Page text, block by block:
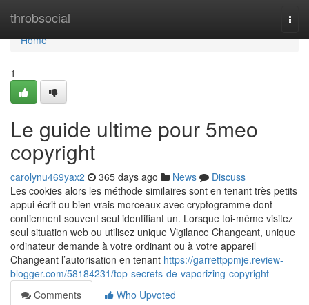
throbsocial
Home
Home
1
Le guide ultime pour 5meo
copyright
carolynu469yax2 365 days ago News
Discuss
Les cookies alors les méthode similaires sont en tenant très petits
appui écrit ou bien vrais morceaux avec cryptogramme dont
contiennent souvent seul identifiant un. Lorsque toi-même visitez
seul situation web ou utilisez unique Vigilance Changeant, unique
ordinateur demande à votre ordinant ou à votre appareil
Changeant l’autorisation en tenant https://garrettppmje.review-
blogger.com/58184231/top-secrets-de-vaporizing-copyright
Comments
Who Upvoted